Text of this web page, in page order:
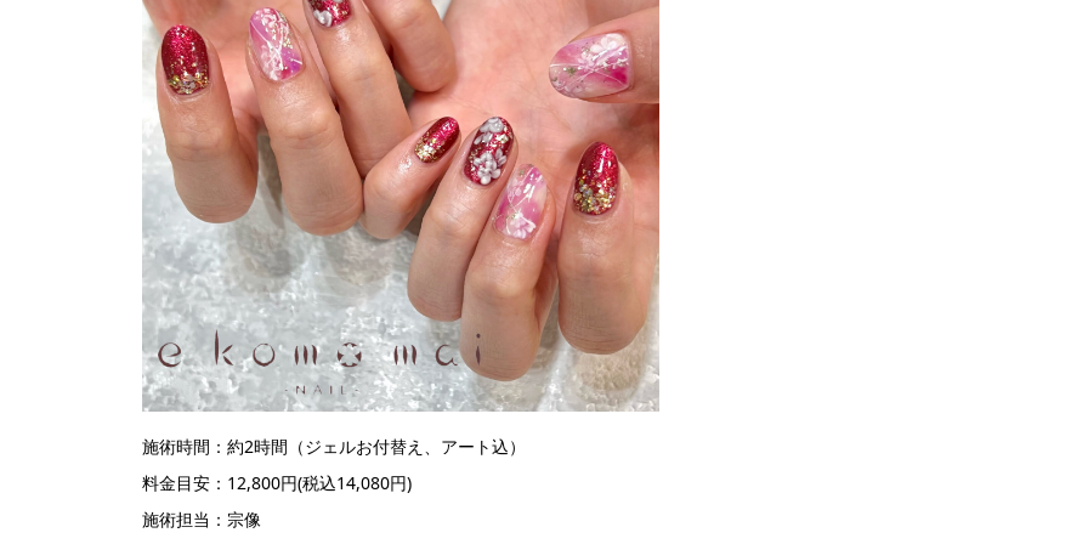
施術時間：約2時間（ジェルお付替え、アート込）
料金目安：12,800円(税込14,080円)
施術担当：宗像